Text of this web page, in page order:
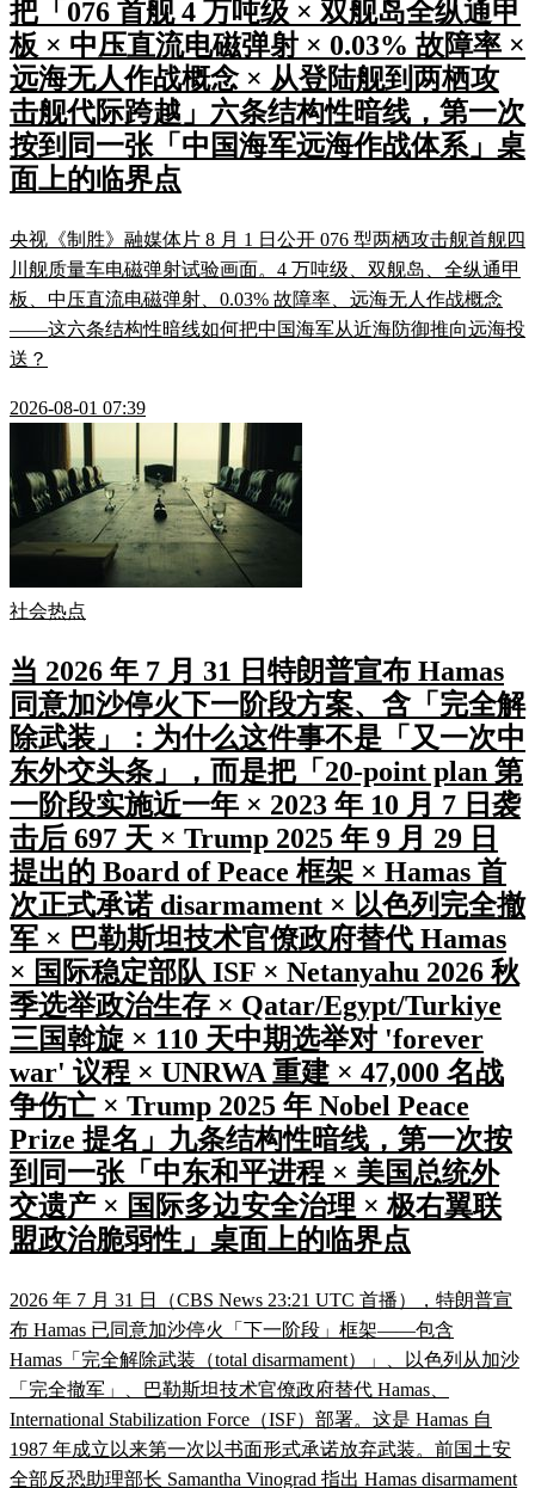
把「076 首舰 4 万吨级 × 双舰岛全纵通甲
板 × 中压直流电磁弹射 × 0.03% 故障率 ×
远海无人作战概念 × 从登陆舰到两栖攻
击舰代际跨越」六条结构性暗线，第一次
按到同一张「中国海军远海作战体系」桌
面上的临界点
央视《制胜》融媒体片 8 月 1 日公开 076 型两栖攻击舰首舰四
川舰质量车电磁弹射试验画面。4 万吨级、双舰岛、全纵通甲
板、中压直流电磁弹射、0.03% 故障率、远海无人作战概念
——这六条结构性暗线如何把中国海军从近海防御推向远海投
送？
2026-08-01 07:39
社会热点
当 2026 年 7 月 31 日特朗普宣布 Hamas
同意加沙停火下一阶段方案、含「完全解
除武装」：为什么这件事不是「又一次中
东外交头条」，而是把「20-point plan 第
一阶段实施近一年 × 2023 年 10 月 7 日袭
击后 697 天 × Trump 2025 年 9 月 29 日
提出的 Board of Peace 框架 × Hamas 首
次正式承诺 disarmament × 以色列完全撤
军 × 巴勒斯坦技术官僚政府替代 Hamas
× 国际稳定部队 ISF × Netanyahu 2026 秋
季选举政治生存 × Qatar/Egypt/Turkiye
三国斡旋 × 110 天中期选举对 'forever
war' 议程 × UNRWA 重建 × 47,000 名战
争伤亡 × Trump 2025 年 Nobel Peace
Prize 提名」九条结构性暗线，第一次按
到同一张「中东和平进程 × 美国总统外
交遗产 × 国际多边安全治理 × 极右翼联
盟政治脆弱性」桌面上的临界点
2026 年 7 月 31 日（CBS News 23:21 UTC 首播），特朗普宣
布 Hamas 已同意加沙停火「下一阶段」框架——包含
Hamas「完全解除武装（total disarmament）」、以色列从加沙
「完全撤军」、巴勒斯坦技术官僚政府替代 Hamas、
International Stabilization Force（ISF）部署。这是 Hamas 自
1987 年成立以来第一次以书面形式承诺放弃武装。前国土安
全部反恐助理部长 Samantha Vinograd 指出 Hamas disarmament